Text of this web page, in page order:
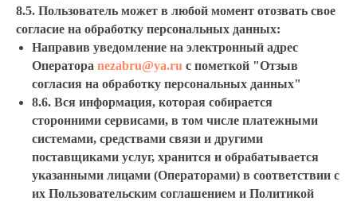
8.5. Пользователь может в любой момент отозвать свое
согласие на обработку персональных данных:
Направив уведомление на электронный адрес
Оператора nezabru@ya.ru с пометкой "Отзыв
согласия на обработку персональных данных"
8.6. Вся информация, которая собирается
сторонними сервисами, в том числе платежными
системами, средствами связи и другими
поставщиками услуг, хранится и обрабатывается
указанными лицами (Операторами) в соответствии с
их Пользовательским соглашением и Политикой